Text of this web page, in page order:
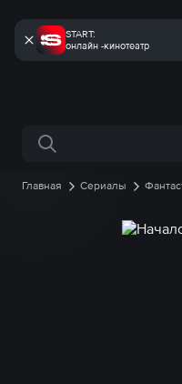
START:
онлайн -кинотеатр
Поиск по сайту
Главная Сериалы